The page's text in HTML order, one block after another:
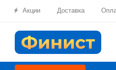
Акции Доставка